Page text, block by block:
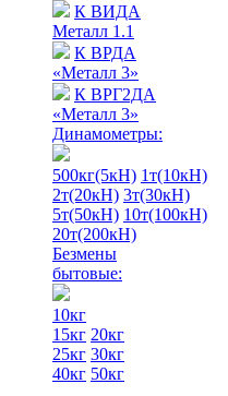
К ВИДА
Металл 1.1
К ВРДА
«Металл 3»
К ВРГ2ДА
«Металл 3»
Динамометры:
500кг(5кН) 1т(10кН)
2т(20кН) 3т(30кН)
5т(50кН) 10т(100кН)
20т(200кН)
Безмены
бытовые:
10кг
15кг 20кг
25кг 30кг
40кг 50кг